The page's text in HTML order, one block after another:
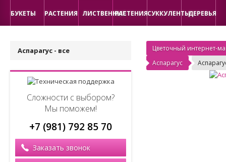
БУКЕТЫ РАСТЕНИЯ ЛИСТВЕННЫЕРАСТЕНИЯСУККУЛЕНТЫДЕРЕВЬЯ
Аспарагус - все
Сложности с выбором?
Мы поможем!
+7 (981) 792 85 70
Заказать звонок
Цветочный интернет-
Аспарагус